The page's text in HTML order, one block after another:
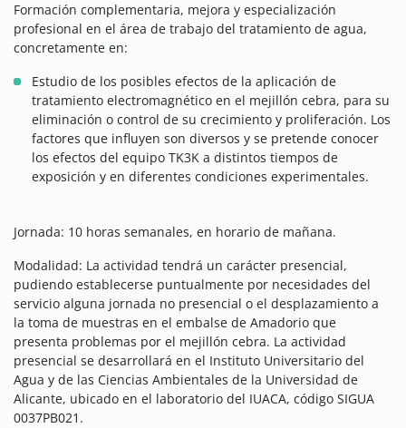
Formación complementaria, mejora y especialización
profesional en el área de trabajo del tratamiento de agua,
concretamente en:
Estudio de los posibles efectos de la aplicación de
tratamiento electromagnético en el mejillón cebra, para su
eliminación o control de su crecimiento y proliferación. Los
factores que influyen son diversos y se pretende conocer
los efectos del equipo TK3K a distintos tiempos de
exposición y en diferentes condiciones experimentales.
Jornada: 10 horas semanales, en horario de mañana.
Modalidad: La actividad tendrá un carácter presencial,
pudiendo establecerse puntualmente por necesidades del
servicio alguna jornada no presencial o el desplazamiento a
la toma de muestras en el embalse de Amadorio que
presenta problemas por el mejillón cebra. La actividad
presencial se desarrollará en el Instituto Universitario del
Agua y de las Ciencias Ambientales de la Universidad de
Alicante, ubicado en el laboratorio del IUACA, código SIGUA
0037PB021.